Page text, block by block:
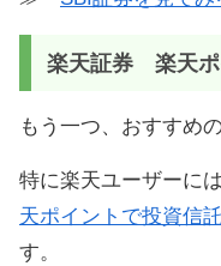
楽天証券 楽天ポ
もう一つ、おすすめ
特に楽天ユーザーに
天ポイントで投資信託
す。